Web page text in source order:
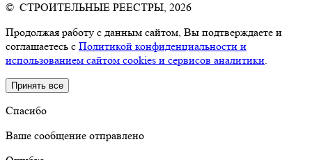
© СТРОИТЕЛЬНЫЕ РЕЕСТРЫ, 2026
Продолжая работу с данным сайтом, Вы подтверждаете и
соглашаетесь с Политикой конфиденциальности и
использованием сайтом cookies и сервисов аналитики.
Принять все
Спасибо
Ваше сообщение отправлено